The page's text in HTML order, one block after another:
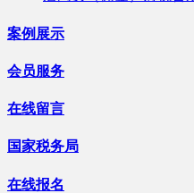
案例展示
会员服务
在线留言
国家税务局
在线报名